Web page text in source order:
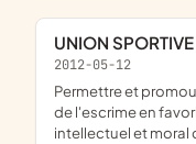
UNION
2012-05-12
permettre et promouvoir par tous les moyens la pratique
de l'escrime en
intellectuel et moral